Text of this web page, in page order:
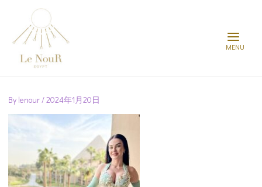
Menu
By lenour/2024年1月20日
Post
navigation